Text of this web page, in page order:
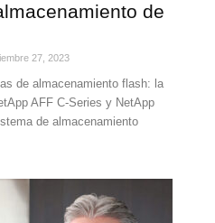
de
27, 2023
de almacenamiento flash: la
AFF C-Series y NetApp
de almacenamiento